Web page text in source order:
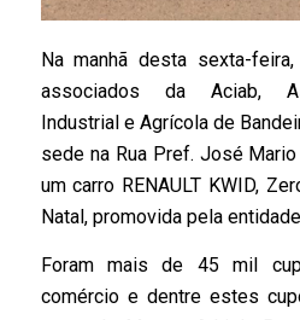
Na manhã desta sexta-
associados da Aciab,
Industrial e Agrícola de
sede na Rua Pref. José
um carro RENAULT KWID,
Natal, promovida pela
Foram mais de 45 mil
comércio e dentre estes